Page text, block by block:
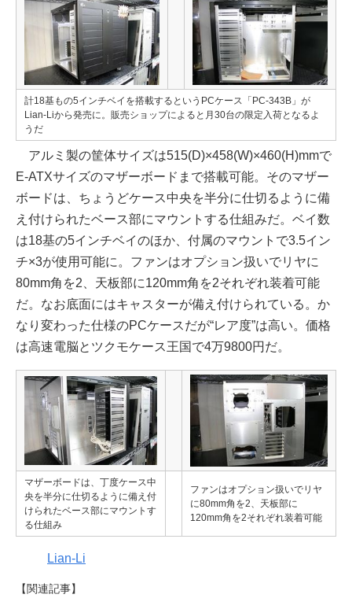
計18基もの5インチベイを搭載するというPCケース「PC-343B」が
Lian-Liから発売に。販売ショップによると月30台の限定入荷となるよ
うだ
アルミ製の筐体サイズは515(D)×458(W)×460(H)mmで
E-ATXサイズのマザーボードまで搭載可能。そのマザー
ボードは、ちょうどケース中央を半分に仕切るように備
え付けられたベース部にマウントする仕組みだ。ベイ数
は18基の5インチベイのほか、付属のマウントで3.5イン
チ×3が使用可能に。ファンはオプション扱いでリヤに
80mm角を2、天板部に120mm角を2それぞれ装着可能
だ。なお底面にはキャスターが備え付けられている。か
なり変わった仕様のPCケースだが“レア度”は高い。価格
は高速電脳とツクモケース王国で4万9800円だ。
マザーボードは、丁度ケース中
央を半分に仕切るように備え付
けられたベース部にマウントす
る仕組み
ファンはオプション扱いでリヤ
に80mm角を2、天板部に
120mm角を2それぞれ装着可能
Lian-Li
【関連記事】